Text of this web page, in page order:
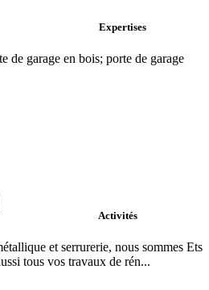
Expertises
de garage en bois; porte de garage
Activités
et serrurerie, nous sommes Ets
tous vos travaux de rén...